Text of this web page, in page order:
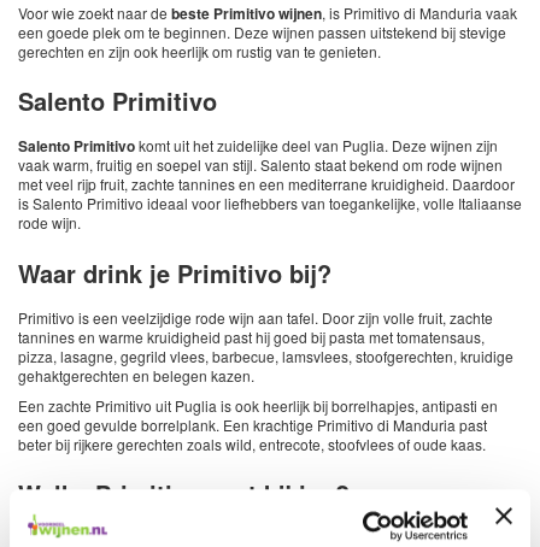
Voor wie zoekt naar de beste Primitivo wijnen, is Primitivo di Manduria vaak
een goede plek om te beginnen. Deze wijnen passen uitstekend bij stevige
gerechten en zijn ook heerlijk om rustig van te genieten.
Salento Primitivo
Salento Primitivokomt uit het zuidelijke deel van Puglia. Deze wijnen zijn
vaak warm, fruitig en soepel van stijl. Salento staat bekend om rode wijnen
met veel rijp fruit, zachte tannines en een mediterrane kruidigheid. Daardoor
is Salento Primitivo ideaal voor liefhebbers van toegankelijke, volle Italiaanse
rode wijn.
Waar drink je Primitivo bij?
Primitivo is een veelzijdige rode wijn aan tafel. Door zijn volle fruit, zachte
tannines en warme kruidigheid past hij goed bij pasta met tomatensaus,
pizza, lasagne, gegrild vlees, barbecue, lamsvlees, stoofgerechten, kruidige
gehaktgerechten en belegen kazen.
Een zachte Primitivo uit Puglia is ook heerlijk bij borrelhapjes, antipasti en
een goed gevulde borrelplank. Een krachtige Primitivo di Manduria past
beter bij rijkere gerechten zoals wild, entrecote, stoofvlees of oude kaas.
Welke Primitivo past bij jou?
Houd je van soepel, fruitig en makkelijk drinkbaar? Kies dan voor een